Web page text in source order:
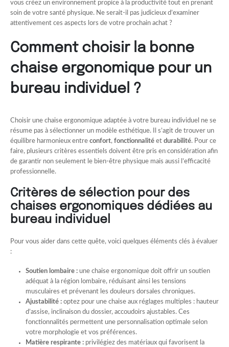
vous créez un environnement propice à la productivité tout en prenant
soin de votre santé physique. Ne serait-il pas judicieux d’examiner
attentivement ces aspects lors de votre prochain achat ?
Comment choisir la bonne
chaise ergonomique pour un
bureau individuel ?
Choisir une chaise ergonomique adaptée à votre bureau individuel ne se
résume pas à sélectionner un modèle esthétique. Il s’agit de trouver un
équilibre harmonieux entre confort, fonctionnalité et durabilité. Pour ce
faire, plusieurs critères essentiels doivent être pris en considération afin
de garantir non seulement le bien-être physique mais aussi l’efficacité
professionnelle.
Critères de sélection pour des
chaises ergonomiques dédiées au
bureau individuel
Pour vous aider dans cette quête, voici quelques éléments clés à évaluer
:
Soutien lombaire :une chaise ergonomique doit offrir un soutien
adéquat à la région lombaire, réduisant ainsi les tensions
musculaires et prévenant les douleurs dorsales chroniques.
Ajustabilité :optez pour une chaise aux réglages multiples : hauteur
d’assise, inclinaison du dossier, accoudoirs ajustables. Ces
fonctionnalités permettent une personnalisation optimale selon
votre morphologie et vos préférences.
Matière respirante :privilégiez des matériaux qui favorisent la